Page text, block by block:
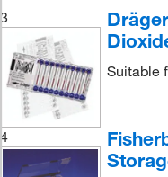
3
Suitable
4